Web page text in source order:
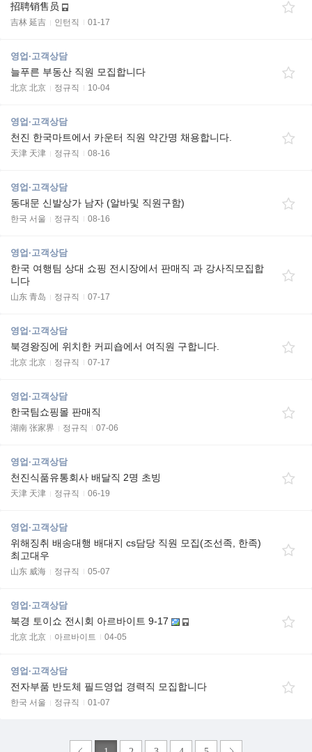
招聘销售员
吉林 延吉 인턴직 01-17
영업·고객상담
늘푸른 부동산 직원 모집합니다
北京 北京 정규직 10-04
영업·고객상담
천진 한국마트에서 카운터 직원 약간명 채용합니다.
天津 天津 정규직 08-16
영업·고객상담
동대문 신발상가 남자 (알바및 직원구함)
한국 서울 정규직 08-16
영업·고객상담
한국 여행팀 상대 쇼핑 전시장에서 판매직 과 강사직모집합
니다
山东 青岛 정규직 07-17
영업·고객상담
북경왕징에 위치한 커피숍에서 여직원 구합니다.
北京 北京 정규직 07-17
영업·고객상담
한국팀쇼핑몰 판매직
湖南 张家界 정규직 07-06
영업·고객상담
천진식품유통회사 배달직 2명 초빙
天津 天津 정규직 06-19
영업·고객상담
위해징취 배송대행 배대지 cs담당 직원 모집(조선족, 한족)
최고대우
山东 威海 정규직 05-07
영업·고객상담
북경 토이쇼 전시회 아르바이트 9-17
北京 北京 아르바이트 04-05
영업·고객상담
전자부품 반도체 필드영업 경력직 모집합니다
한국 서울 정규직 01-07